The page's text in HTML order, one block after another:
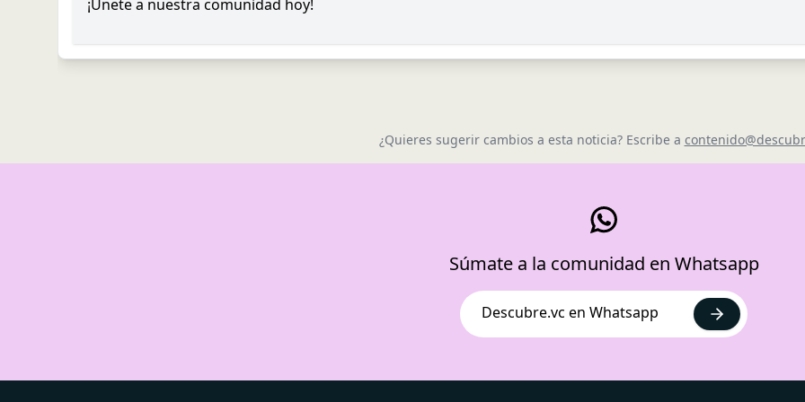
¡Únete a nuestra comunidad hoy!
¿Quieres sugerir cambios a esta noticia? Escribe a
Súmate a la comunidad en Whatsapp
Descubre.vc en Whatsapp